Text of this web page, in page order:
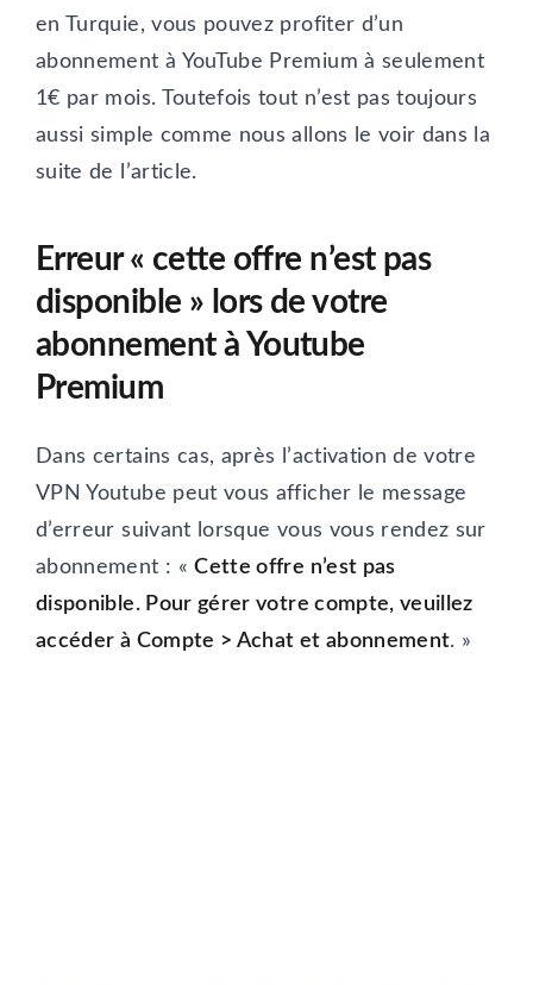
en Turquie, vous pouvez profiter d’un
abonnement à YouTube Premium à seulement
1€ par mois. Toutefois tout n’est pas toujours
aussi simple comme nous allons le voir dans la
suite de l’article.
Erreur « cette offre n’est pas
disponible » lors de votre
abonnement à Youtube
Premium
Dans certains cas, après l’activation de votre
VPN Youtube peut vous afficher le message
d’erreur suivant lorsque vous vous rendez sur
abonnement : «Cette offre n’est pas
disponible. Pour gérer votre compte, veuillez
accéder à Compte > Achat et abonnement. »